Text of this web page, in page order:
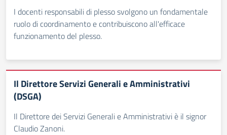
I docenti responsabili di plesso svolgono un fondamentale
ruolo di coordinamento e contribuiscono all'efficace
funzionamento del plesso.
Il Direttore Servizi Generali e Amministrativi
(DSGA)
Il Direttore dei Servizi Generali e Amministrativi è il signor
Claudio Zanoni.